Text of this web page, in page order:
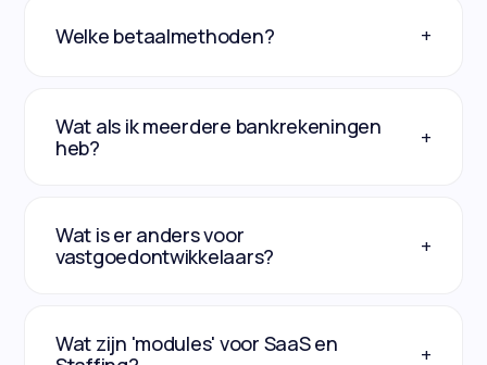
Welke betaalmethoden? +
Wat als ik meerdere bankrekeningen
heb?
+
Wat is er anders voor
vastgoedontwikkelaars?
+
Wat zijn 'modules' voor SaaS en
+